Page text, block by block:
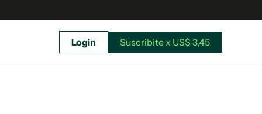
Login Suscribite x US$ 3,45